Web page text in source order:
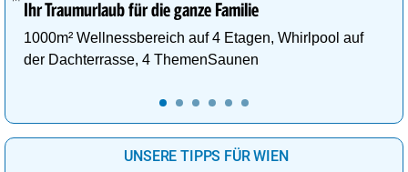
Ihr Traumurlaub für die ganze Familie
1000m² Wellnessbereich auf 4 Etagen, Whirlpool auf
der Dachterrasse, 4 ThemenSaunen
UNSERE TIPPS FÜR WIEN